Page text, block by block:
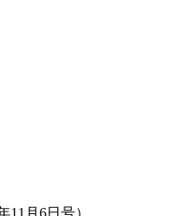
11月6日号）